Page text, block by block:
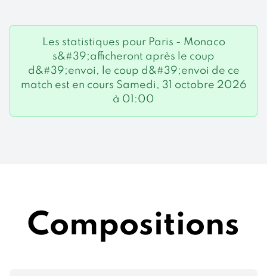
Les statistiques pour Paris - Monaco
s&#39;afficheront après le coup
d&#39;envoi, le coup d&#39;envoi de ce
match est en cours Samedi, 31 octobre 2026
à 01:00
Compositions